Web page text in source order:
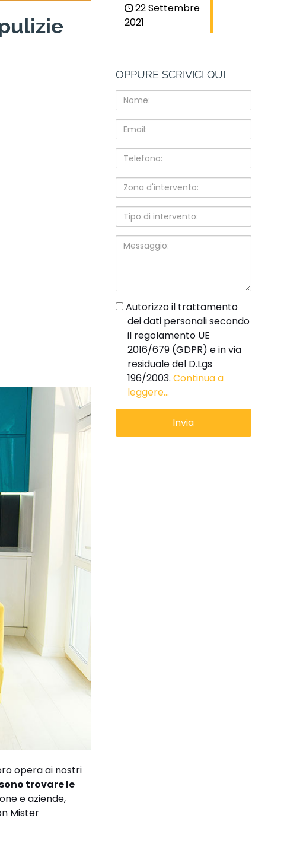
opera ai nostri
trovare le
e aziende,
Mister
22 Settembre
2021
OPPURE SCRIVICI QUI
Nome:
Email:
Telefono:
Zona
d'intervento:
Tipo
di
intervento:
Messaggio:
gdpr
Autorizzo il trattamento
dei dati personali secondo
il regolamento UE
2016/679 (GDPR) e in via
residuale del D.Lgs
196/2003. Continua a
leggere...